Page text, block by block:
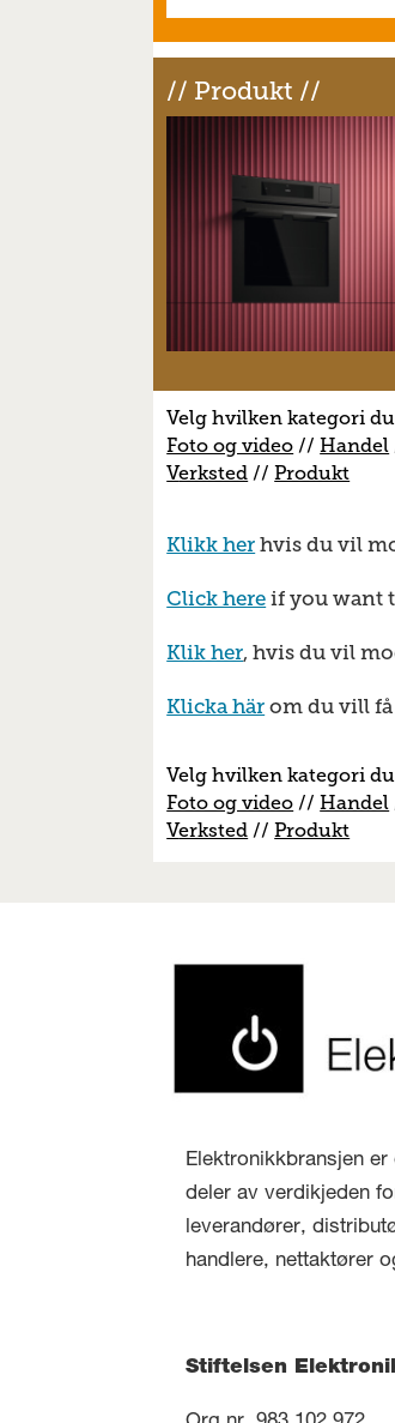
// Produkt //
Velg hvilken kategori
Foto og video //Handel
Verksted //Produkt
Klikk her hvis du vil
Click here if you want
Klik her, hvis du vil
Klicka här om du vill få
Velg hvilken kategori
Foto og video //Handel
Verksted //Produkt
Elektronikkbransjen
deler av verdikjeden
leverandører,
handlere, nettaktører
Stiftelsen